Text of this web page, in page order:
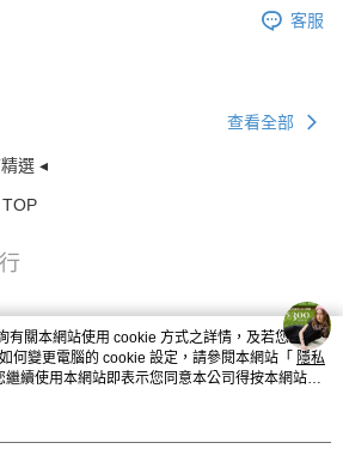
客服
查看全部
選 ◂
有關本網站使用 cookie 方式之詳情，及若您不希
何變更電腦的 cookie 設定，請參閱本網站「 隱私
繼續使用本網站即表示您同意本公司得按本網站使
。